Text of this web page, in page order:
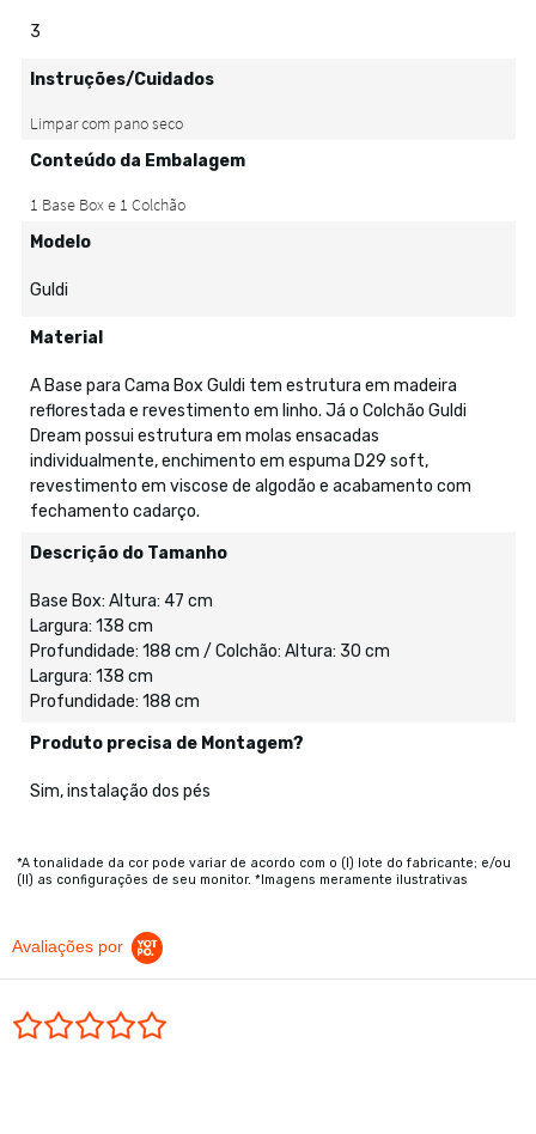
3
Instruções/Cuidados
Conteúdo da Embalagem
Modelo
Guldi
Material
A Base para Cama Box Guldi tem estrutura em madeira
reflorestada e revestimento em linho. Já o Colchão Guldi
Dream possui estrutura em molas ensacadas
individualmente, enchimento em espuma D29 soft,
revestimento em viscose de algodão e acabamento com
fechamento cadarço.
Descrição do Tamanho
Base Box: Altura: 47 cm
Largura: 138 cm
Profundidade: 188 cm / Colchão: Altura: 30 cm
Largura: 138 cm
Profundidade: 188 cm
Produto precisa de Montagem?
Sim, instalação dos pés
*A tonalidade da cor pode variar de acordo com o (I) lote do fabricante; e/ou
(II) as configurações de seu monitor. *Imagens meramente ilustrativas
Avaliações por